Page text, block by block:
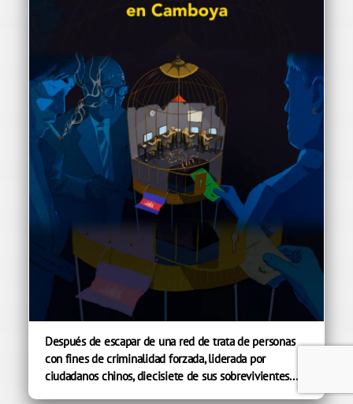
Después de escapar de una red de trata de personas
con fines de criminalidad forzada, liderada por
ciudadanos chinos, diecisiete de sus sobrevivientes...